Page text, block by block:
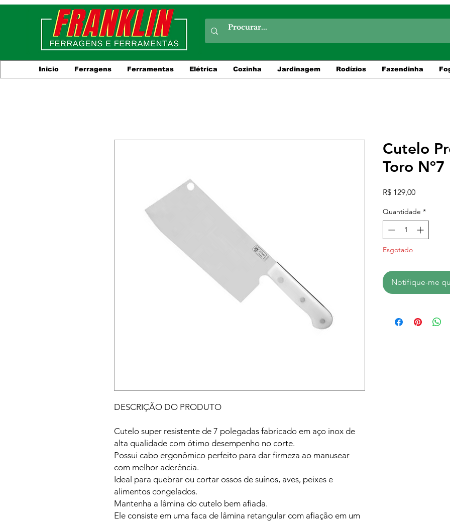
Inicio Ferragens Ferramentas Elétrica Cozinha Jardinagem Rodízios Fazendinha
DESCRIÇÃO DO PRODUTO
Cutelo super resistente de 7 polegadas fabricado em aço inox de
alta qualidade com ótimo desempenho no corte.
Possui cabo ergonômico perfeito para dar firmeza ao manusear
com melhor aderência.
Ideal para quebrar ou cortar ossos de suínos, aves, peixes e
alimentos congelados.
Mantenha a lâmina do cutelo bem afiada.
Ele consiste em uma faca de lâmina retangular com afiação em um
Cutelo
Toro Nº7
R$ 129,00Preço
Quantidade *
Esgotado
Notifique-me